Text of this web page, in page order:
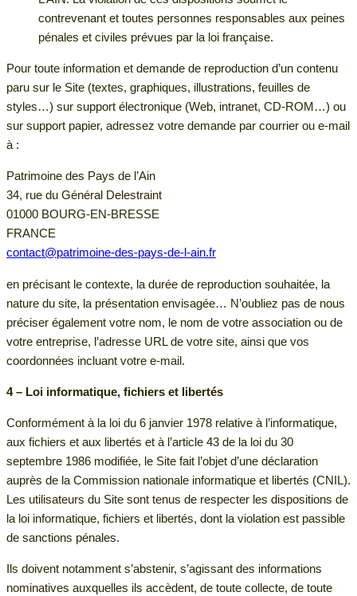
contrevenant et toutes personnes responsables aux peines
pénales et civiles prévues par la loi française.
Pour toute information et demande de reproduction d’un contenu
paru sur le Site (textes, graphiques, illustrations, feuilles de
styles…) sur support électronique (Web, intranet, CD-ROM…) ou
sur support papier, adressez votre demande par courrier ou e-mail
à :
Patrimoine des Pays de l’Ain
34, rue du Général Delestraint
01000 BOURG-EN-BRESSE
FRANCE
contact@patrimoine-des-pays-de-l-ain.fr
en précisant le contexte, la durée de reproduction souhaitée, la
nature du site, la présentation envisagée… N’oubliez pas de nous
préciser également votre nom, le nom de votre association ou de
votre entreprise, l’adresse URL de votre site, ainsi que vos
coordonnées incluant votre e-mail.
4 – Loi informatique, fichiers et libertés
Conformément à la loi du 6 janvier 1978 relative à l’informatique,
aux fichiers et aux libertés et à l’article 43 de la loi du 30
septembre 1986 modifiée, le Site fait l’objet d’une déclaration
auprès de la Commission nationale informatique et libertés (CNIL).
Les utilisateurs du Site sont tenus de respecter les dispositions de
la loi informatique, fichiers et libertés, dont la violation est passible
de sanctions pénales.
Ils doivent notamment s’abstenir, s’agissant des informations
nominatives auxquelles ils accèdent, de toute collecte, de toute